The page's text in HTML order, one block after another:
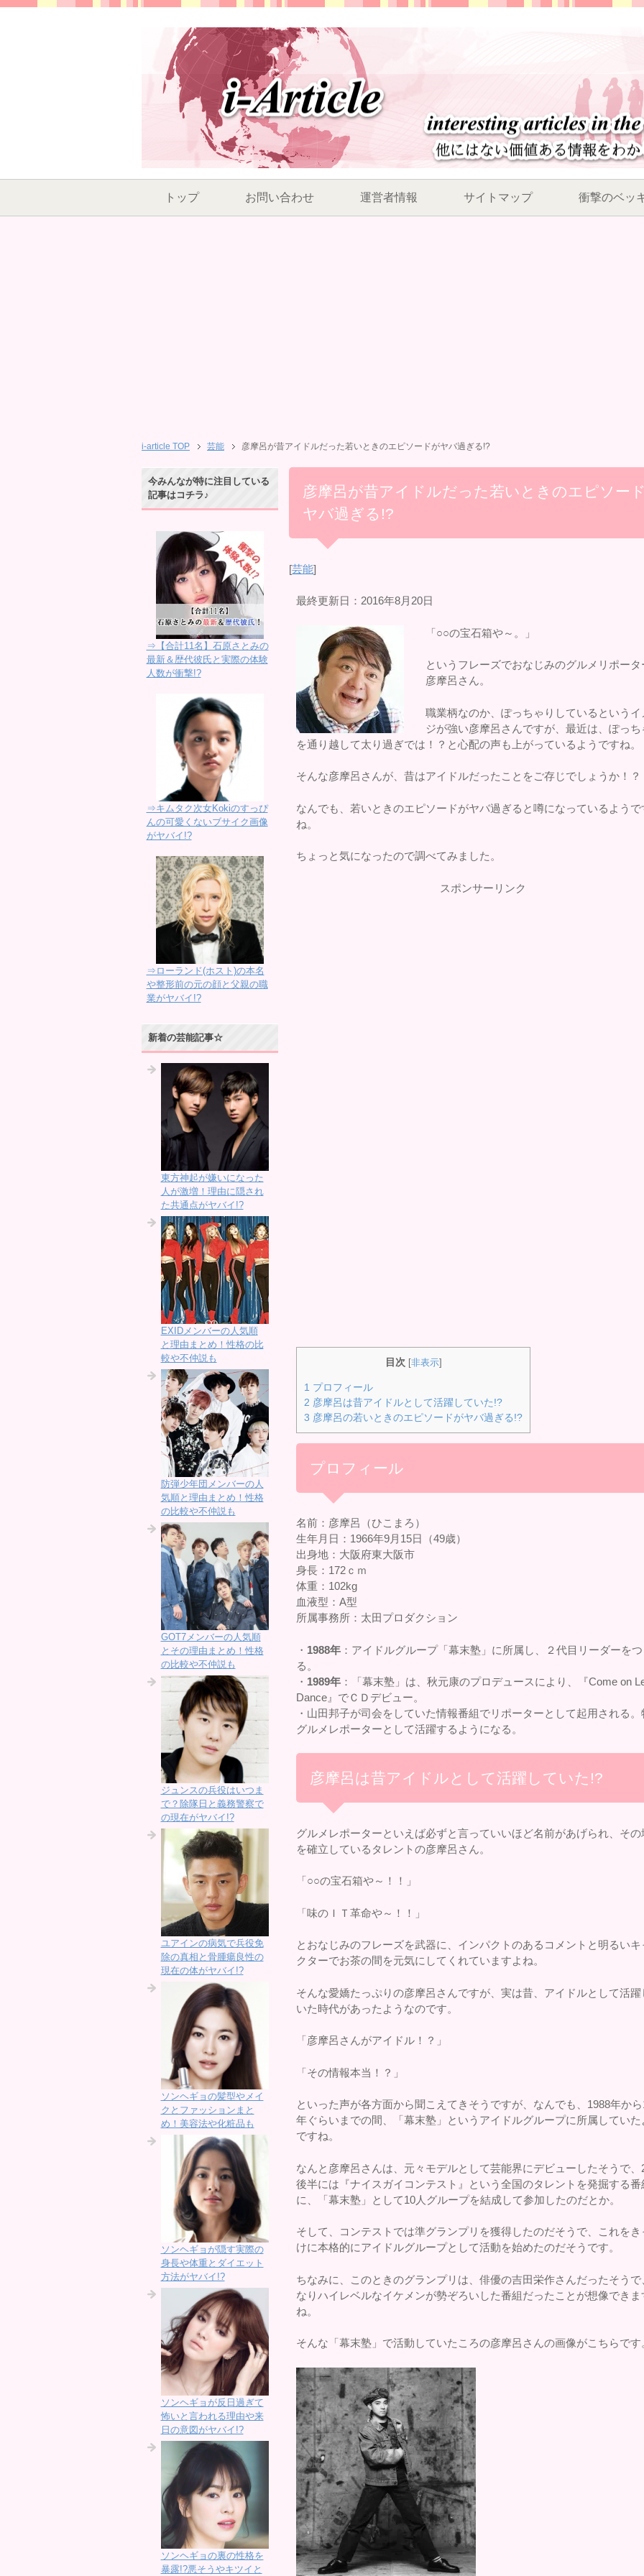
トップ お問い合わせ 運営者情報 サイトマップ 衝撃のベッ
i-article TOP 芸能 彦摩呂が昔アイドルだった若いときのエピソードがヤバ過ぎる!?
彦摩呂が昔アイドルだった若いときのエピソー
ヤバ過ぎる!?
[芸能]
最終更新日：2016年8月20日
「○○の宝石箱や～。」
というフレーズでおなじみのグルメリポータ
彦摩呂さん。
職業柄なのか、ぽっちゃりしているというイ
ジが強い彦摩呂さんですが、最近は、ぽっち
を通り越して太り過ぎでは！？と心配の声も上がっているようですね。
そんな彦摩呂さんが、昔はアイドルだったことをご存じでしょうか！？
なんでも、若いときのエピソードがヤバ過ぎると噂になっているようで
ね。
ちょっと気になったので調べてみました。
スポンサーリンク
目次 [非表示]
1 プロフィール
2 彦摩呂は昔アイドルとして活躍していた!?
3 彦摩呂の若いときのエピソードがヤバ過ぎる!?
プロフィール
名前：彦摩呂（ひこまろ）
生年月日：1966年9月15日（49歳）
出身地：大阪府東大阪市
身長：172ｃｍ
体重：102kg
血液型：A型
所属事務所：太田プロダクション
・ 1988年 ：アイドルグループ「幕末塾」に所属し、２代目リーダーを
る。
・ 1989年 ：「幕末塾」は、秋元康のプロデュースにより、『Come on
Dance』でＣＤデビュー。
・山田邦子が司会をしていた情報番組でリポーターとして起用される。
グルメレポーターとして活躍するようになる。
彦摩呂は昔アイドルとして活躍していた!?
グルメレポーターといえば必ずと言っていいほど名前があげられ、その
を確立しているタレントの彦摩呂さん。
「○○の宝石箱や～！！」
「味のＩＴ革命や～！！」
とおなじみのフレーズを武器に、インパクトのあるコメントと明るいキ
クターでお茶の間を元気にしてくれていますよね。
そんな愛嬌たっぷりの彦摩呂さんですが、実は昔、アイドルとして活躍
いた時代があったようなのです。
「彦摩呂さんがアイドル！？」
「その情報本当！？」
といった声が各方面から聞こえてきそうですが、なんでも、1988年か
年ぐらいまでの間、「幕末塾」というアイドルグループに所属していた
ですね。
なんと彦摩呂さんは、元々モデルとして芸能界にデビューしたそうで、
後半には『ナイスガイコンテスト』という全国のタレントを発掘する番
に、「幕末塾」として10人グループを結成して参加したのだとか。
そして、コンテストでは準グランプリを獲得したのだそうで、これをき
けに本格的にアイドルグループとして活動を始めたのだそうです。
ちなみに、このときのグランプリは、俳優の吉田栄作さんだったそうで
なりハイレベルなイケメンが勢ぞろいした番組だったことが想像できま
ね。
そんな「幕末塾」で活動していたころの彦摩呂さんの画像がこちらです
今みんなが特に注目している
記事はコチラ♪
⇒【合計11名】石原さとみの
最新＆歴代彼氏と実際の体験
人数が衝撃!?
⇒キムタク次女Kokiのすっぴ
んの可愛くないブサイク画像
がヤバイ!?
⇒ローランド(ホスト)の本名
や整形前の元の顔と父親の職
業がヤバイ!?
新着の芸能記事☆
東方神起が嫌いになった
人が激増！理由に隠され
た共通点がヤバイ!?
EXIDメンバーの人気順
と理由まとめ！性格の比
較や不仲説も
防弾少年団メンバーの人
気順と理由まとめ！性格
の比較や不仲説も
GOT7メンバーの人気順
とその理由まとめ！性格
の比較や不仲説も
ジュンスの兵役はいつま
で？除隊日と義務警察で
の現在がヤバイ!?
ユアインの病気で兵役免
除の真相と骨腫瘍良性の
現在の体がヤバイ!?
ソンヘギョの髪型やメイ
クとファッションまと
め！美容法や化粧品も
ソンヘギョが隠す実際の
身長や体重とダイエット
方法がヤバイ!?
ソンヘギョが反日過ぎて
怖いと言われる理由や来
日の意図がヤバイ!?
ソンヘギョの裏の性格を
暴露!?悪そうやキツイと